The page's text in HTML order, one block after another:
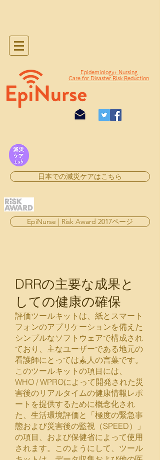
Epidemiology+ Nursing
Care for Disaster Risk Reduction
日本での減災ケアはこちら
EpiNurse | Risk Award 2017ページ
DRRの主要な成果と
しての健康の確保
評価ツールキットは、紙とスマート
フォンのアプリケーションを備えた
シンプルなソフトウェアで構成され
ており、主なユーザーである地元の
看護師にとっては素人の言葉です。
このツールキットの項目には、
WHO / WPROによって開発された災
害後のリアルタイムの健康情報レポ
ートを提供するために概念化され
た、生活環境評価と「極度の緊急事
態および災害後の監視（SPEED）」
の項目、および保健省によって使用
されます。このようにして、ツール